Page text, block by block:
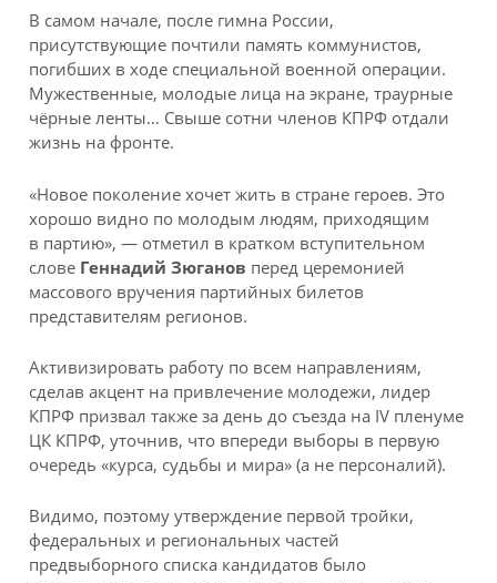
В самом начале, после гимна России,
присутствующие почтили память коммунистов,
погибших в ходе специальной военной операции.
Мужественные, молодые лица на экране, траурные
чёрные ленты… Свыше сотни членов КПРФ отдали
жизнь на фронте.
«Новое поколение хочет жить в стране героев. Это
хорошо видно по молодым людям, приходящим
в партию», — отметил в кратком вступительном
слове Геннадий Зюганов перед церемонией
массового вручения партийных билетов
представителям регионов.
Активизировать работу по всем направлениям,
сделав акцент на привлечение молодежи, лидер
КПРФ призвал также за день до съезда на IV пленуме
ЦК КПРФ, уточнив, что впереди выборы в первую
очередь «курса, судьбы и мира» (а не персоналий).
Видимо, поэтому утверждение первой тройки,
федеральных и региональных частей
предвыборного списка кандидатов было